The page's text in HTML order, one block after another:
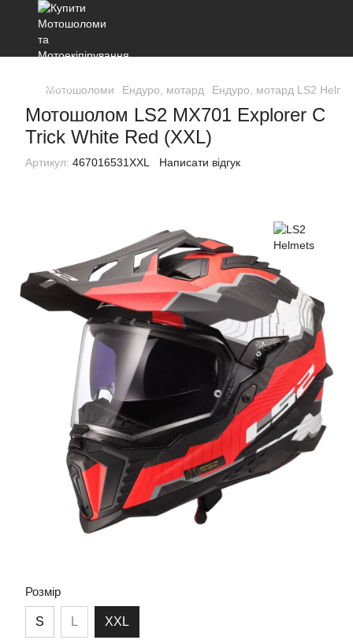
Мотошоломи Ендуро, мотард Ендуро, мотард LS2
Мотошолом LS2 MX701 Explorer C
Trick White Red (XXL)
Артикул: 467016531XXL Написати відгук
Розмір
S L XXL